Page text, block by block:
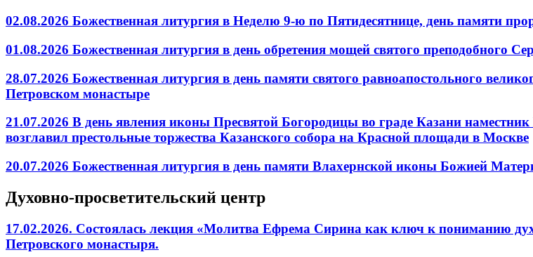
02.08.2026 Божественная литургия в Неделю 9-ю по Пятидесятнице, день памяти
01.08.2026 Божественная литургия в день обретения мощей святого преподобного
28.07.2026 Божественная литургия в день памяти святого равноапостольного
Петровском монастыре
21.07.2026 В день явления иконы Пресвятой Богородицы во граде Казани
возглавил престольные торжества Казанского собора на Красной площади в Москве
20.07.2026 Божественная литургия в день памяти Влахернской иконы Божией
Духовно-просветительский центр
17.02.2026. Состоялась лекция «Молитва Ефрема Сирина как ключ к пониманию
Петровского монастыря.